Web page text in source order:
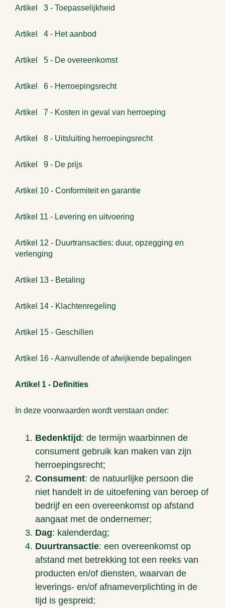
Artikel 3 - Toepasselijkheid
Artikel 4 - Het aanbod
Artikel 5 - De overeenkomst
Artikel 6 - Herroepingsrecht
Artikel 7 - Kosten in geval van herroeping
Artikel 8 - Uitsluiting herroepingsrecht
Artikel 9 - De prijs
Artikel 10 - Conformiteit en garantie
Artikel 11 - Levering en uitvoering
Artikel 12 - Duurtransacties: duur, opzegging en
verlenging
Artikel 13 - Betaling
Artikel 14 - Klachtenregeling
Artikel 15 - Geschillen
Artikel 16 - Aanvullende of afwijkende bepalingen
Artikel 1 - Definities
In deze voorwaarden wordt verstaan onder:
Bedenktijd : de termijn waarbinnen de
consument gebruik kan maken van zijn
herroepingsrecht;
Consument: de natuurlijke persoon die
niet handelt in de uitoefening van beroep of
bedrijf en een overeenkomst op afstand
aangaat met de ondernemer;
Dag: kalenderdag;
Duurtransactie: een overeenkomst op
afstand met betrekking tot een reeks van
producten en/of diensten, waarvan de
leverings- en/of afnameverplichting in de
tijd is gespreid;